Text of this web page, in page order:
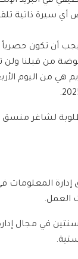
سيرة ذاتية
لشاغر منسق
إدارة
العمل.
في مجال